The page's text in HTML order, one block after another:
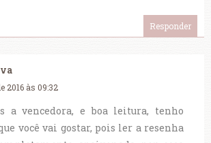
Responder
2016 às 09:32
a vencedora, e boa leitura, tenho
você vai gostar, pois ler a resenha